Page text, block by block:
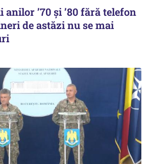
anilor ’70 și ’80 fără telefon
de astăzi nu se mai